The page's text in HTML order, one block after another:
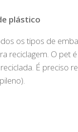
plástico
os tipos de
reciclagem. O pet
É preciso